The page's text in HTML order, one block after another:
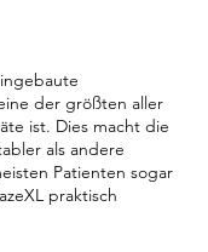
der größten aller
ist. Dies macht die
als andere
Patienten sogar
praktisch